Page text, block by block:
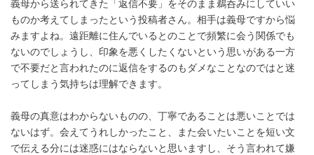
ものか考えてしまったという投稿者さん。相手は義母ですから悩
みますよね。遠距離に住んでいるとのことで頻繁に会う関係でも
ないのでしょうし、印象を悪くしたくないという思いがある一方
で不要だと言われたのに返信をするのもダメなことなのではと迷
ってしまう気持ちは理解できます。
義母の真意はわからないものの、丁寧であることは悪いことでは
ないはず。会えてうれしかったこと、また会いたいことを短い文
で伝える分には迷惑にはならないと思いますし、そう言われて嫌